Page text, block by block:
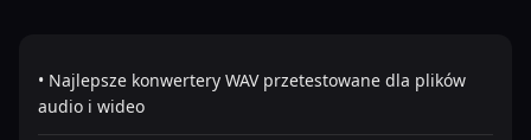
• Najlepsze konwertery WAV przetestowane dla plików
audio i wideo